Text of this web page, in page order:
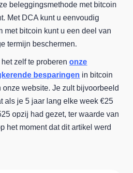
beleggingsmethode met bitcoin
Met DCA kunt u eenvoudig
met bitcoin kunt u een deel van
termijn beschermen.
het zelf te proberenonze
besparingen in bitcoin
onze website. Je zult bijvoorbeeld
als je 5 jaar lang elke week €25
opzij had gezet, ter waarde van
het moment dat dit artikel werd